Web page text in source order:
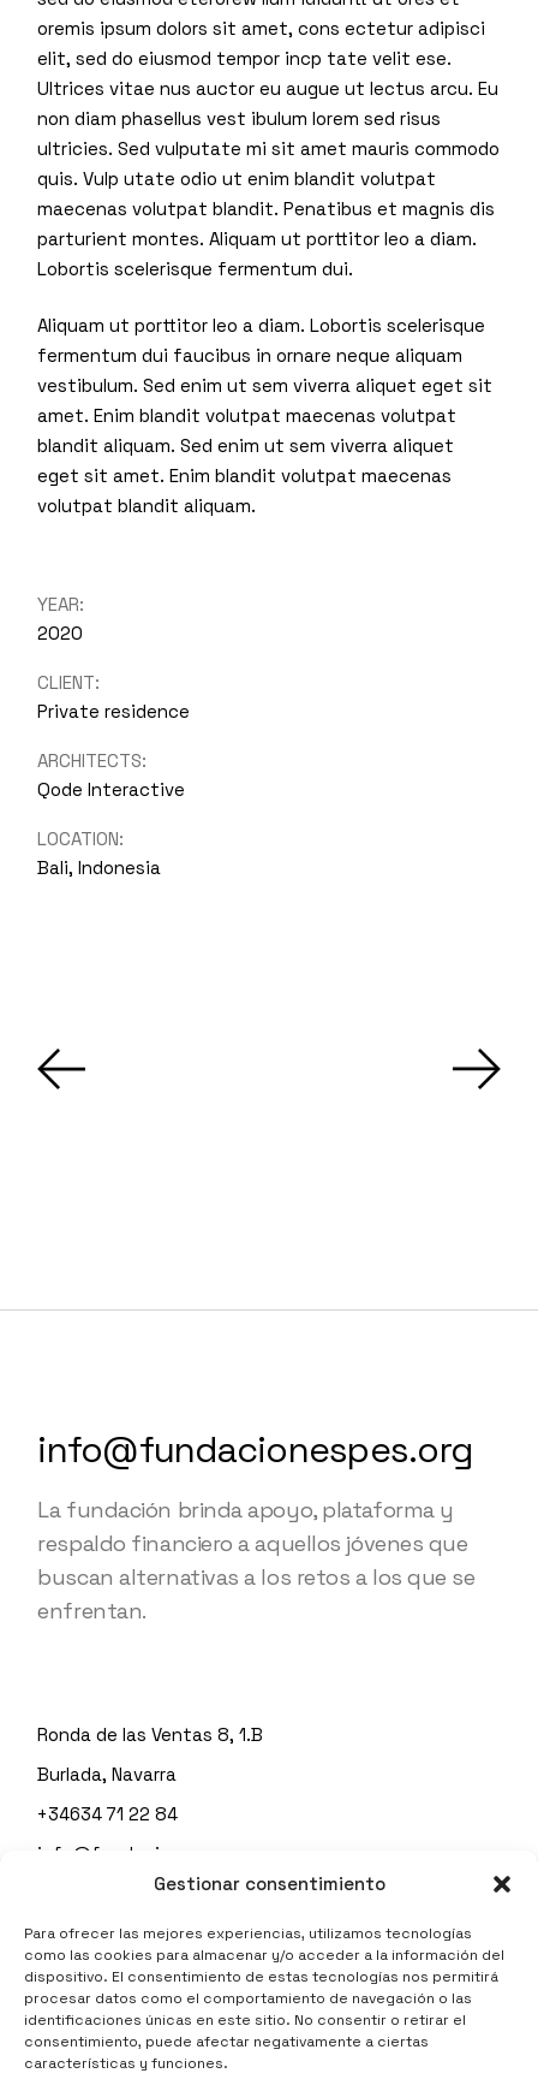
Gestionar consentimiento
Para ofrecer las mejores experiencias, utilizamos tecnologías
como las cookies para almacenar y/o acceder a la información del
dispositivo. El consentimiento de estas tecnologías nos permitirá
procesar datos como el comportamiento de navegación o las
identificaciones únicas en este sitio. No consentir o retirar el
consentimiento, puede afectar negativamente a ciertas
características y funciones.
oremis ipsum dolors sit amet, cons ectetur adipisci
elit, sed do eiusmod tempor incp tate velit ese.
Ultrices vitae nus auctor eu augue ut lectus arcu. Eu
non diam phasellus vest ibulum lorem sed risus
ultricies. Sed vulputate mi sit amet mauris commodo
quis. Vulp utate odio ut enim blandit volutpat
maecenas volutpat blandit. Penatibus et magnis dis
parturient montes. Aliquam ut porttitor leo a diam.
Lobortis scelerisque fermentum dui.
Aliquam ut porttitor leo a diam. Lobortis scelerisque
fermentum dui faucibus in ornare neque aliquam
vestibulum. Sed enim ut sem viverra aliquet eget sit
amet. Enim blandit volutpat maecenas volutpat
blandit aliquam. Sed enim ut sem viverra aliquet
eget sit amet. Enim blandit volutpat maecenas
volutpat blandit aliquam.
YEAR:
2020
CLIENT:
Private residence
ARCHITECTS:
Qode Interactive
LOCATION:
Bali, Indonesia
info@fundacionespes.org
La fundación brinda apoyo, plataforma y
respaldo financiero a aquellos jóvenes que
buscan alternativas a los retos a los que se
enfrentan.
Ronda de las Ventas 8, 1.B
Burlada, Navarra
+34634 71 22 84
info@fundacionespes.org
Política de privacidad
Aviso legal